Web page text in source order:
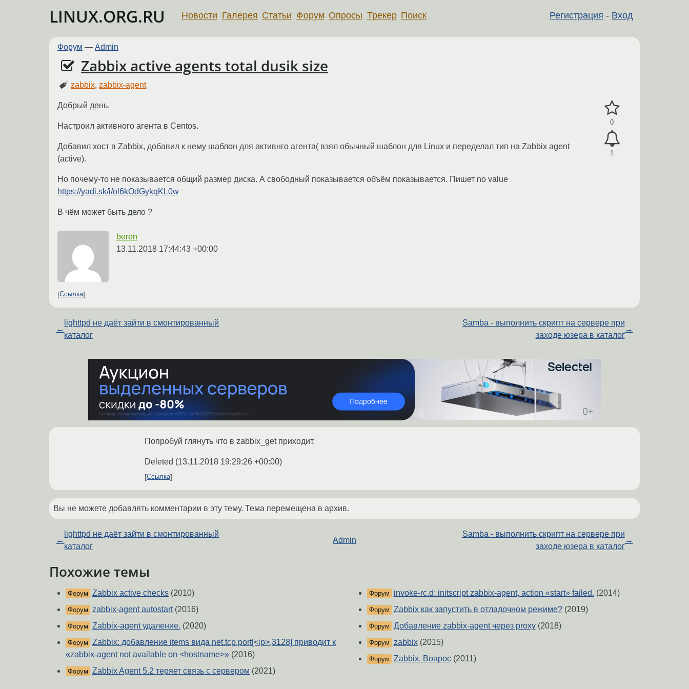
LINUX.ORG.RU Регистрация - Вход
Новости Галерея Статьи Форум Опросы Трекер Поиск
Форум — Admin
Zabbix active agents total dusik size
zabbix,zabbix-agent
0
1
Добрый день.
Настроил активного агента в Centos.
Добавил хост в Zabbix, добавил к нему шаблон для активнго агента( взял обычный шаблон для Linux и переделал тип на Zabbix agent
(active).
Но почему-то не показывается общий размер диска. А свободный показывается объём показывается. Пишет no value
https://yadi.sk/i/ol6kOdGykqKL0w
В чём может быть дело ?
beren
13.11.2018 17:44:43 +00:00
Ссылка
←
lighttpd не даёт зайти в смонтированный
каталог
Samba - выполнить скрипт на сервере при
заходе юзера в каталог
→
Попробуй глянуть что в zabbix_get приходит.
Deleted (13.11.2018 19:29:26 +00:00)
Ссылка
Вы не можете добавлять комментарии в эту тему. Тема перемещена в архив.
←
lighttpd не даёт зайти в смонтированный
каталог
Admin
Samba - выполнить скрипт на сервере при
заходе юзера в каталог
→
Похожие темы
Форум Zabbix active checks (2010)
Форум zabbix-agent autostart(2016)
Форум Zabbix-agent удаление. (2020)
Форум Zabbix: добавление items вида net.tcp.port[<ip>,3128] приводит к
«zabbix-agent not available on <hostname>» (2016)
Форум Zabbix Agent 5.2 теряет связь с сервером (2021)
Форум invoke-rc.d: initscript zabbix-agent, action «start» failed. (2014)
Форум Zabbix как запустить в отладочном режиме?(2019)
Форум Добавление zabbix-agent через proxy(2018)
Форум zabbix(2015)
Форум Zabbix. Вопрос(2011)